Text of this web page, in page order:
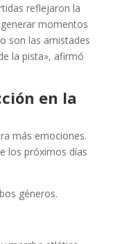
reflejaron la
momentos
son las amistades
la pista», afirmó
en la
más emociones.
los próximos días
géneros.